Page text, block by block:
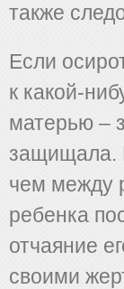
также
Если
к какой-
матерью –
защищала.
чем между
ребенка
отчаяние
своими